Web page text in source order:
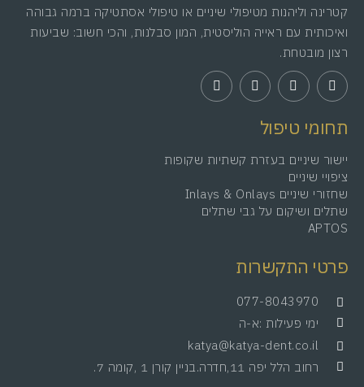
תחומי טיפול
יישור שיניים בעזרת קשתיות שקופות
ציפויי שיניים
שחזורי שיניים Inlays & Onlays
שתלים ושיקום על גבי שתלים
APTOS
פרטי התקשרות
077-8043970
ימי פעילות :א-ה
katya@katya-dent.co.il
רחוב הלל יפה 11,חדרה.בניין קורן 1 ,קומה 7.
קטרינה וליהנות מטיפולי שיניים או טיפולי אסתטיקה ברמה גבוהה
ואיכותית עם ראייה הוליסטית, המון סבלנות, והכי חשוב: שביעות
רצון מובטחת.